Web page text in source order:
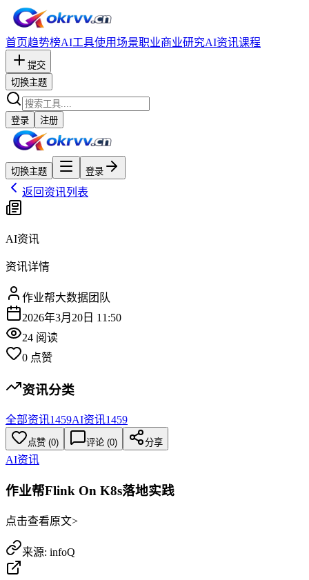
首页趋势榜AI工具使用场景职业商业研究AI资讯课程
提交
切换主题
登录 注册
切换主题 登录
返回资讯列表
AI资讯
资讯详情
作业帮大数据团队
2026年3月20日 11:50
24 阅读
0 点赞
资讯分类
全部资讯1459AI资讯1459
点赞 (0) 评论 (0) 分享
AI资讯
作业帮Flink On K8s落地实践
点击查看原文>
来源: infoQ